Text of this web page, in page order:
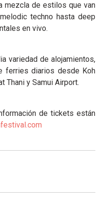
mezcla de estilos que van
techno hasta deep
en vivo.
variedad de alojamientos,
ferries diarios desde Koh
Thani y Samui Airport.
de tickets están